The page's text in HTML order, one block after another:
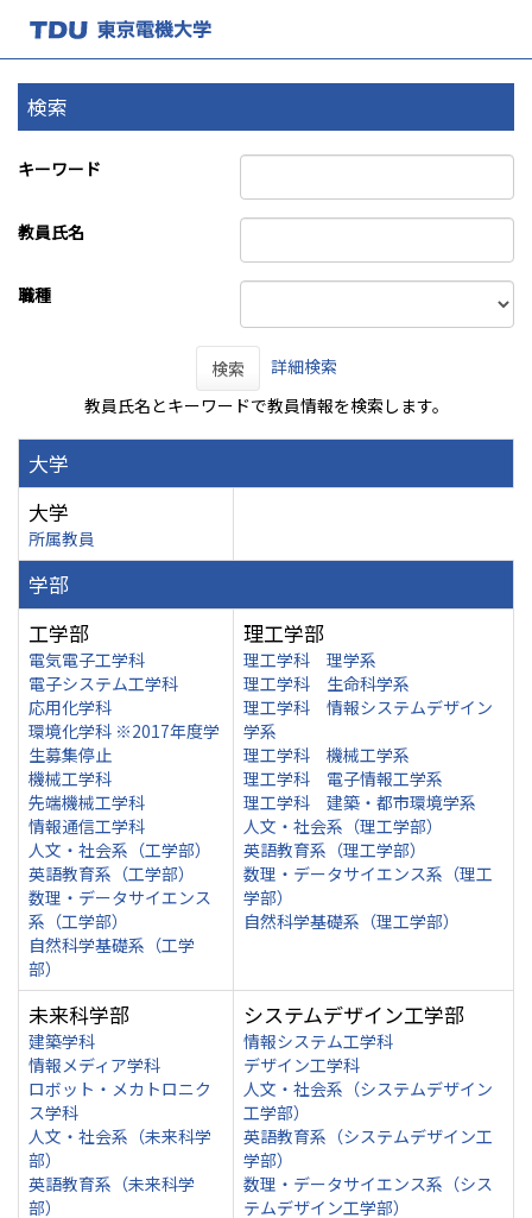
検索
キーワード
教員氏名
職種
検索
詳細検索
教員氏名とキーワードで教員情報を検索します。
大学
大学
所属教員
学部
工学部
電気電子工学科
電子システム工学科
応用化学科
環境化学科 ※2017年度学
生募集停止
機械工学科
先端機械工学科
情報通信工学科
人文・社会系（工学部）
英語教育系（工学部）
数理・データサイエンス
系（工学部）
自然科学基礎系（工学
部）
理工学部
理工学科 理学系
理工学科 生命科学系
理工学科 情報システムデザイン
学系
理工学科 機械工学系
理工学科 電子情報工学系
理工学科 建築・都市環境学系
人文・社会系（理工学部）
英語教育系（理工学部）
数理・データサイエンス系（理工
学部）
自然科学基礎系（理工学部）
未来科学部
建築学科
情報メディア学科
ロボット・メカトロニク
ス学科
人文・社会系（未来科学
部）
英語教育系（未来科学
部）
システムデザイン工学部
情報システム工学科
デザイン工学科
人文・社会系（システムデザイン
工学部）
英語教育系（システムデザイン工
学部）
数理・データサイエンス系（シス
テムデザイン工学部）